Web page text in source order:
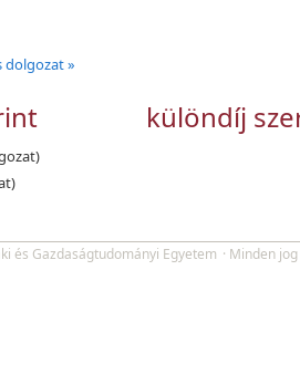
dolgozat »
különdíj
és Gazdaságtudományi Egyetem · Minden